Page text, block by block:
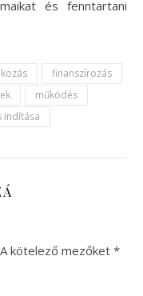
és fenntartani
finanszírozás
működés
indítása
A kötelező mezőket *